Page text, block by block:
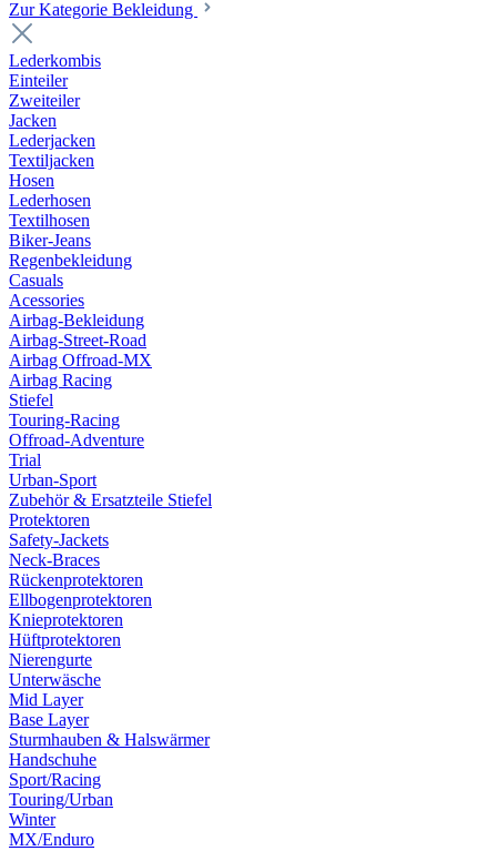
Zur Kategorie Bekleidung
Lederkombis
Einteiler
Zweiteiler
Jacken
Lederjacken
Textiljacken
Hosen
Lederhosen
Textilhosen
Biker-Jeans
Regenbekleidung
Casuals
Acessories
Airbag-Bekleidung
Airbag-Street-Road
Airbag Offroad-MX
Airbag Racing
Stiefel
Touring-Racing
Offroad-Adventure
Trial
Urban-Sport
Zubehör & Ersatzteile Stiefel
Protektoren
Safety-Jackets
Neck-Braces
Rückenprotektoren
Ellbogenprotektoren
Knieprotektoren
Hüftprotektoren
Nierengurte
Unterwäsche
Mid Layer
Base Layer
Sturmhauben & Halswärmer
Handschuhe
Sport/Racing
Touring/Urban
Winter
MX/Enduro